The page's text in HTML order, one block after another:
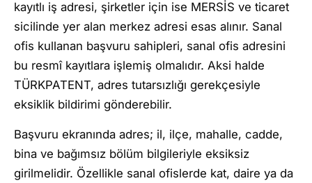
kayıtlı iş adresi, şirketler için ise MERSİS ve ticaret
sicilinde yer alan merkez adresi esas alınır. Sanal
ofis kullanan başvuru sahipleri, sanal ofis adresini
bu resmî kayıtlara işlemiş olmalıdır. Aksi halde
TÜRKPATENT, adres tutarsızlığı gerekçesiyle
eksiklik bildirimi gönderebilir.
Başvuru ekranında adres; il, ilçe, mahalle, cadde,
bina ve bağımsız bölüm bilgileriyle eksiksiz
girilmelidir. Özellikle sanal ofislerde kat, daire ya da